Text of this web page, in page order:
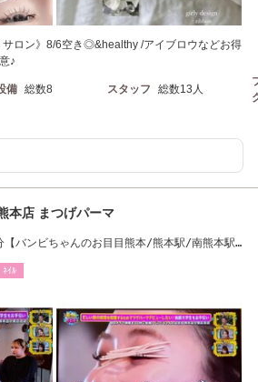
サロン》8/6空き◎&healthy /アイブロウなどお得
♪
備 総数8 スタッフ 総数13人
本店 まつげパーマ
【バンビちゃんのお目目熊本/熊本駅/南熊本駅/
ﾈｲﾙ